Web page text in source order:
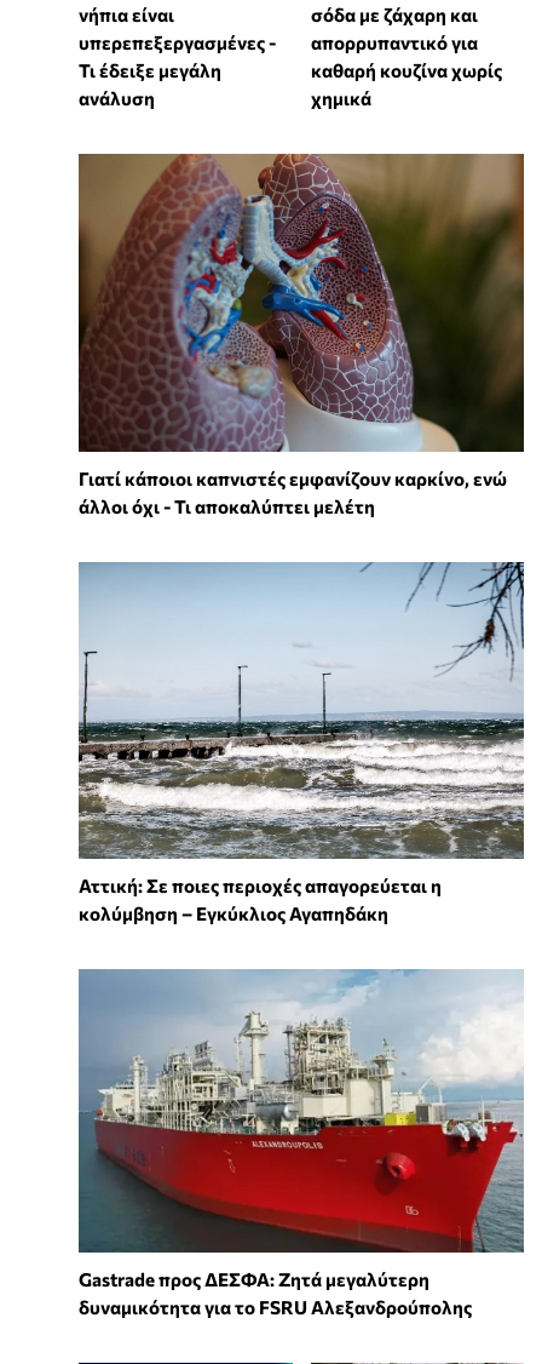
νήπια είναι
υπερεπεξεργασμένες -
Τι έδειξε μεγάλη
ανάλυση
σόδα με ζάχαρη και
απορρυπαντικό για
καθαρή κουζίνα χωρίς
χημικά
Γιατί κάποιοι καπνιστές εμφανίζουν καρκίνο, ενώ
άλλοι όχι - Τι αποκαλύπτει μελέτη
Αττική: Σε ποιες περιοχές απαγορεύεται η
κολύμβηση – Εγκύκλιος Αγαπηδάκη
Gastrade προς ΔΕΣΦΑ: Ζητά μεγαλύτερη
δυναμικότητα για το FSRU Αλεξανδρούπολης